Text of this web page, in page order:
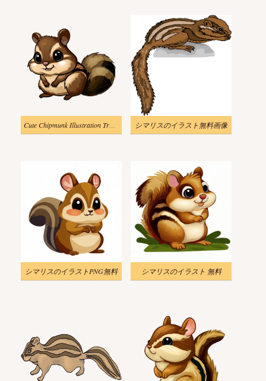
Cute Chipmunk Illustration Transparent シマリスのイラスト無料画像
シマリスのイラストPNG無料 シマリスのイラスト 無料